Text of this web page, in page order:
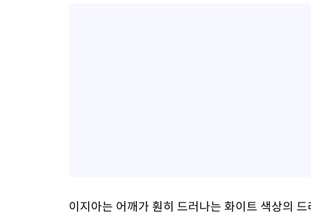
이지아는 어깨가 훤히 드러나는 화이트 색상의